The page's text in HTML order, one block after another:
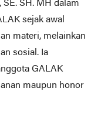
SH. MH dalam
sejak awal
materi, melainkan
sosial. Ia
GALAK
maupun honor